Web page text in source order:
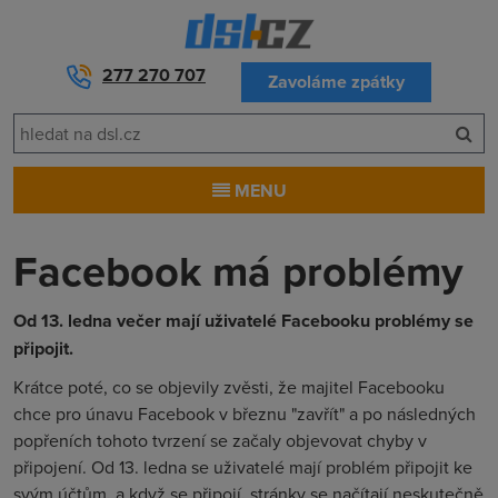
277 270 707 Zavoláme zpátky
MENU
Facebook má problémy
Od 13. ledna večer mají uživatelé Facebooku problémy se
připojit.
Krátce poté, co se objevily zvěsti, že majitel Facebooku
chce pro únavu Facebook v březnu "zavřít" a po následných
popřeních tohoto tvrzení se začaly objevovat chyby v
připojení. Od 13. ledna se uživatelé mají problém připojit ke